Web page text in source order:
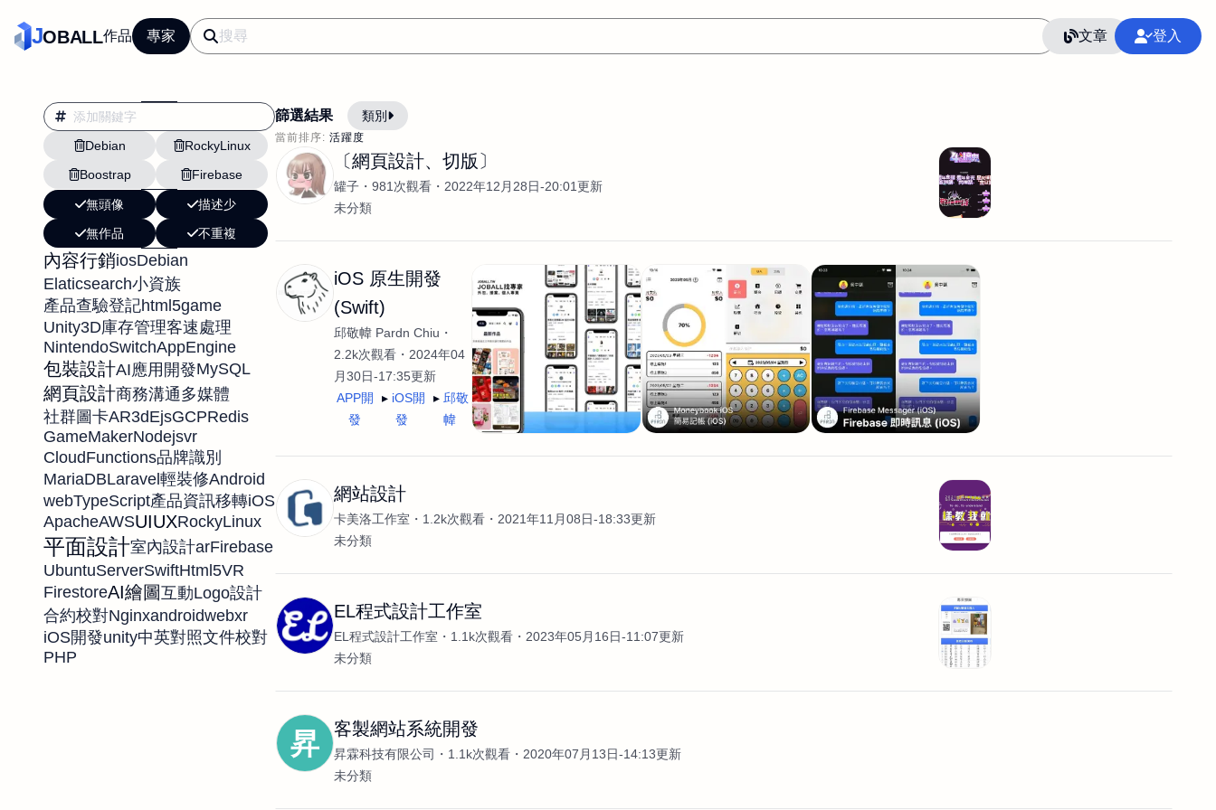
JOBALL作品 專家 文章 登入
Debian
RockyLinux
Boostrap
Firebase
無頭像
描述少
無作品
不重複
內容行銷iosDebian
Elaticsearch小資族
產品查驗登記html5game
Unity3D庫存管理客速處理
NintendoSwitchAppEngine
包裝設計AI應用開發MySQL
網頁設計商務溝通多媒體
社群圖卡AR3dEjsGCPRedis
GameMakerNodejsvr
CloudFunctions品牌識別
MariaDBLaravel輕裝修Android
webTypeScript產品資訊移轉iOS
ApacheAWSUIUXRockyLinux
平面設計室內設計arFirebase
UbuntuServerSwiftHtml5VR
FirestoreAI繪圖互動Logo設計
合約校對Nginxandroidwebxr
iOS開發unity中英對照文件校對
PHP
篩選結果 類別
當前排序: 活躍度
翻譯 文案 整合行銷公關
影片剪輯
平面設計 平面設計師 AI影片製作 GoogleAnalytics
設計插畫
pt副業 照片後製修圖
文案撰寫翻譯虛擬助手
視覺設計 自我介紹 設計建模渲染 Solidworks 插畫
DM傳單海報平面設計
電商自媒體平面設計 長篇文案短 影片製作 長篇文案 設計 動畫製作
插畫設計
龔之聲 品牌設計 工程製圖 影像製作剪輯調色podcast剪輯 品牌導航專家
戶外vlog 產品設計 遊戲開發 網站架設
〔網頁設計、切版〕
罐子 981次觀看
2022年12月28日-20:01更新
未分類
iOS 原生開發
(Swift)
邱敬幃 Pardn Chiu
2.2k次觀看
2024年04
月30日-17:35更新
APP開
發
iOS開
發
邱敬
幃
網站設計
卡美洛工作室 1.2k次觀看
2021年11月08日-18:33更新
未分類
EL程式設計工作室
EL程式設計工作室 1.1k次觀看
2023年05月16日-11:07更新
未分類
昇 客製網站系統開發
昇霖科技有限公司 1.1k次觀看
2020年07月13日-14:13更新
未分類